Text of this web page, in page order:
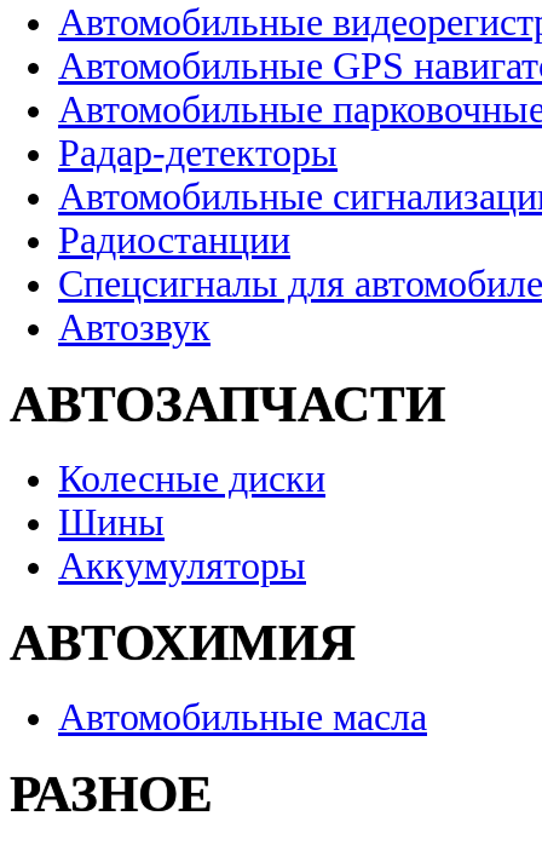
Автомобильные
Автомобильные GPS
Автомобильные
Радар-детекторы
Автомобильные
Радиостанции
Спецсигналы для
Автозвук
АВТОЗАПЧАСТИ
Колесные диски
Шины
Аккумуляторы
АВТОХИМИЯ
Автомобильные масла
РАЗНОЕ